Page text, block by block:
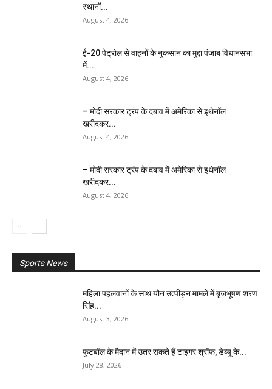
स्थानों...
August 4, 2026
ई-20 पेट्रोल से वाहनों के नुकसान का मुद्दा पंजाब विधानसभा
में...
August 4, 2026
– मोदी सरकार ट्रंप के दबाव में अमेरिका से इथेनॉल
खरीदकर...
August 4, 2026
– मोदी सरकार ट्रंप के दबाव में अमेरिका से इथेनॉल
खरीदकर...
August 4, 2026
Sports News
महिला पहलवानों के साथ यौन उत्पीड़न मामले में बृजभूषण शरण
सिंह...
August 3, 2026
फुटबॉल के मैदान में उतर सकते हैं टाइगर श्रॉफ, डेब्यू के...
July 28, 2026